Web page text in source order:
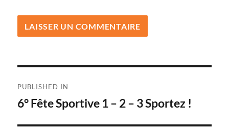
de
l’article
PUBLISHED IN
6° Fête Sportive 1 – 2 – 3 Sportez !